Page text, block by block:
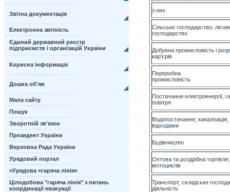
Звітна документація
Електронна звітність
Єдиний державний реєстр
підприємств і організацій України
Корисна інформація
Дошка об'яв
Мапа сайту
Пошук
Зворотній зв'язок
Президент України
Верховна Рада України
Урядовий портал
«Урядова «гаряча лінія»
Цілодобова "гаряча лінія" з питань
координації евакуації
з них
Сільське господарство,
Добувна промисловість і
Переробна
Постачання електроенергії,
Водопостачання;
Оптова та роздрібна
Транспорт, складське